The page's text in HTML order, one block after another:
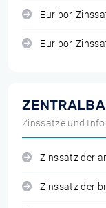
Euribor-
Euribor-
Zinssätze und
Zinssatz der
Zinssatz der